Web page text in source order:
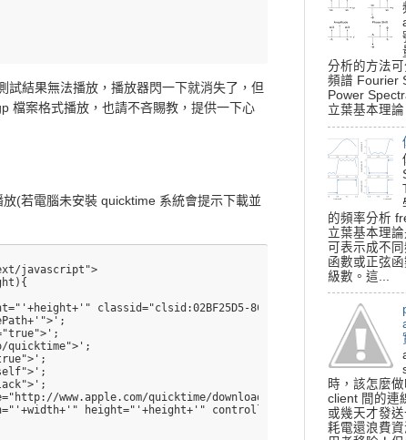
試結果無法播放，播放器閃一下就消失了，但
檔案格式播放，也請不吝賜教，提供一下心
(若電腦未安裝 quicktime 系統會提示下載並
javascript">
classid="clsid:02BF25D5-8C17-4B23-BC80-
quicktime">';
www.apple.com/quicktime/download/index.html">';
height="'+height+'" controller="true"
分析的方法
頻譜 Fourier
Power
立葉基本理
的頻率分析
立葉基本理
可表示成不
函數或正弦
級數。這...
時，該怎麼
client 間的連
或幾天才發
耗電還浪費